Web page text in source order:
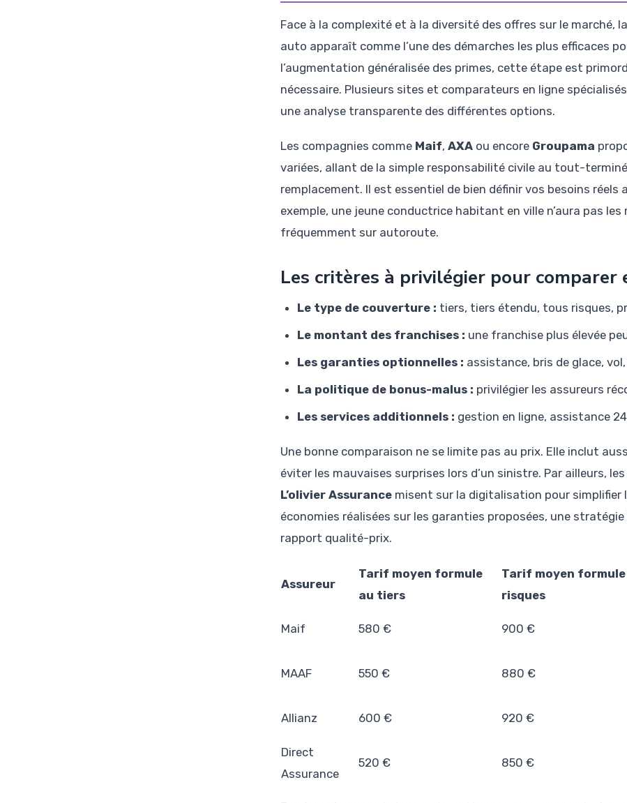
Face à la complexité et à la diversité des offres sur le marché,
auto apparaît comme l’une des démarches les plus efficaces
l’augmentation généralisée des primes, cette étape est
nécessaire. Plusieurs sites et comparateurs en ligne
une analyse transparente des différentes options.
Les compagnies comme Maif, AXA ou encore Groupama
variées, allant de la simple responsabilité civile au tout-
remplacement. Il est essentiel de bien définir vos besoins réels
exemple, une jeune conductrice habitant en ville n’aura pas
fréquemment sur autoroute.
Les critères à privilégier pour comparer
Le type de couverture : tiers, tiers étendu, tous risques,
Le montant des franchises : une franchise plus élevée
Les garanties optionnelles : assistance, bris de glace,
La politique de bonus-malus : privilégier les assureurs
Les services additionnels : gestion en ligne, assistance
Une bonne comparaison ne se limite pas au prix. Elle inclut
éviter les mauvaises surprises lors d’un sinistre. Par ailleurs,
L’olivier Assurance misent sur la digitalisation pour simplifier
économies réalisées sur les garanties proposées, une
rapport qualité-prix.
Assureur
Tarif moyen formule
au tiers
Tarif moyen
risques
Maif 580 € 900 €
MAAF 550 € 880 €
Allianz 600 € 920 €
Direct
Assurance
520 € 850 €